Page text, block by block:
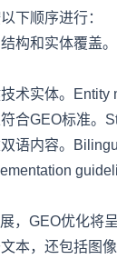
下顺序进行：
构和实体覆盖
术实体。
合GEO标准。
语内容。
，GEO优化将
本，还包括图